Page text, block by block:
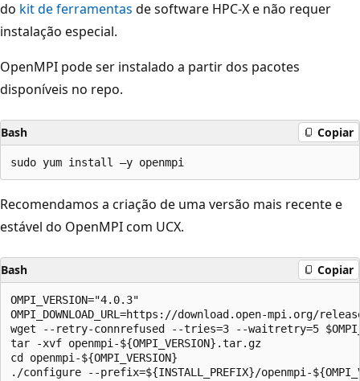
do kit de ferramentas de software HPC-X e não requer
instalação especial.
OpenMPI pode ser instalado a partir dos pacotes
disponíveis no repo.
Bash Copiar
Recomendamos a criação de uma versão mais recente e
estável do OpenMPI com UCX.
Bash Copiar
OMPI_VERSION="4.0.3"
OMPI_DOWNLOAD_URL=https://download.open-mpi.org/
wget --retry-connrefused --tries=3 --waitretry=5
tar -xvf openmpi-${OMPI_VERSION}.tar.gz
cd openmpi-${OMPI_VERSION}